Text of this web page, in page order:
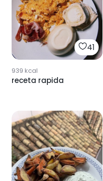
41
939 kcal
receta rapida